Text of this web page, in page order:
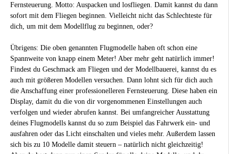
Fernsteuerung. Motto: Auspacken und losfliegen. Damit kannst du dann
sofort mit dem Fliegen beginnen. Vielleicht nicht das Schlechteste für
dich, um mit dem Modellflug zu beginnen, oder?
Übrigens: Die oben genannten Flugmodelle haben oft schon eine
Spannweite von knapp einem Meter! Aber mehr geht natürlich immer!
Findest du Geschmack am Fliegen und der Modellbauerei, kannst du es
auch mit größeren Modellen versuchen. Dann lohnt sich für dich auch
die Anschaffung einer professionelleren Fernsteuerung. Diese haben ein
Display, damit du die von dir vorgenommenen Einstellungen auch
verfolgen und wieder abrufen kannst. Bei umfangreicher Ausstattung
deines Flugmodells kannst du so zum Beispiel das Fahrwerk ein- und
ausfahren oder das Licht einschalten und vieles mehr. Außerdem lassen
sich bis zu 10 Modelle damit steuern – natürlich nicht gleichzeitig!